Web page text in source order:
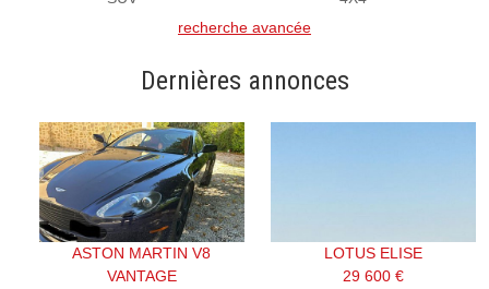
recherche avancée
Dernières annonces
ASTON MARTIN V8
VANTAGE
LOTUS ELISE
29 600 €